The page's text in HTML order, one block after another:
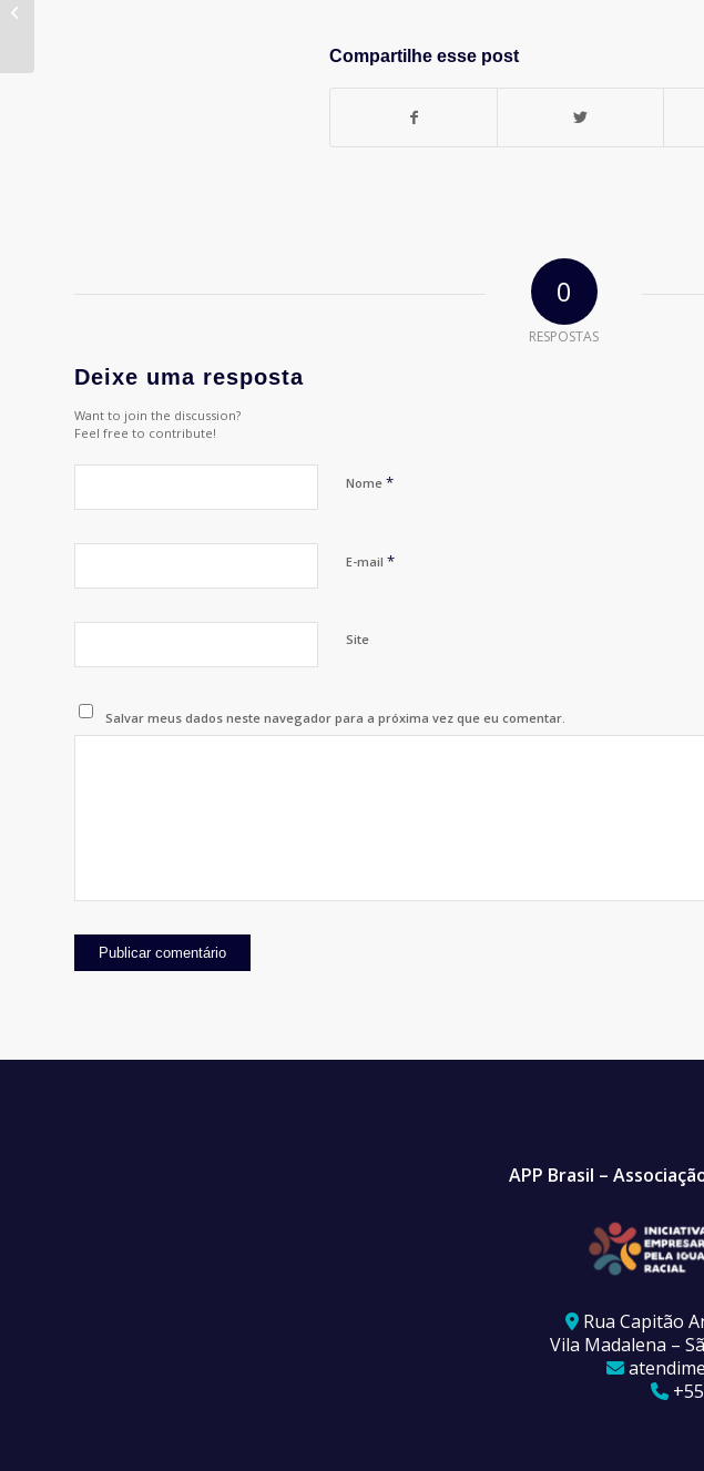
Compartilhe esse post
0
RESPOSTAS
Deixe uma resposta
Want to join the discussion?
Feel free to contribute!
Nome *
E-mail *
Site
Salvar meus dados neste navegador para a próxima vez que eu comentar.
APP Brasil –
Rua Capitão
Vila Madalena –
+55